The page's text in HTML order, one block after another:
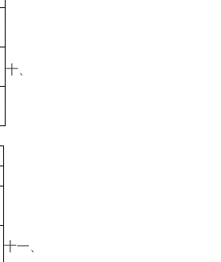
十、
十一、